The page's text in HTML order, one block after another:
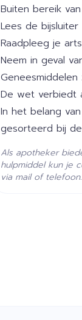
Breedte
Lengte
Diepte
Hoeveelheid
Verpakking
Actieve
Ingrediënten
Buiten bereik
Lees de bijsluiter
Raadpleeg je
Neem in geval
De wet verbiedt
In het belang
gesorteerd bij
Als apotheker
hulpmiddel kun je
via mail of telefoon.